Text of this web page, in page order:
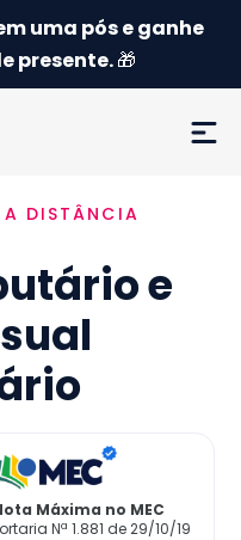
uma pós e ganhe
presente.🎁
DISTÂNCIA
e
Máxima no MEC
Nª 1.881 de 29/10/19